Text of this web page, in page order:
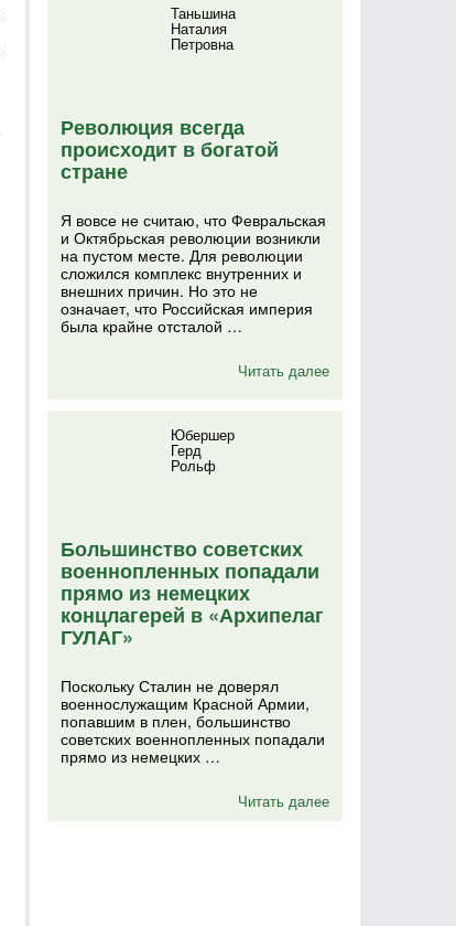
Таньшина
Наталия
Петровна
Революция всегда
происходит в богатой
стране
Я вовсе не считаю, что Февральская
и Октябрьская революции возникли
на пустом месте. Для революции
сложился комплекс внутренних и
внешних причин. Но это не
означает, что Российская империя
была крайне отсталой …
Читать далее
Юбершер
Герд
Рольф
Большинство советских
военнопленных попадали
прямо из немецких
концлагерей в «Архипелаг
ГУЛАГ»
Поскольку Сталин не доверял
военнослужащим Красной Армии,
попавшим в плен, большинство
советских военнопленных попадали
прямо из немецких …
Читать далее